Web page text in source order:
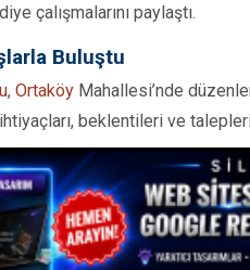
çalışmalarını paylaştı.
Buluştu
, Ortaköy Mahallesi’nde
beklentileri ve